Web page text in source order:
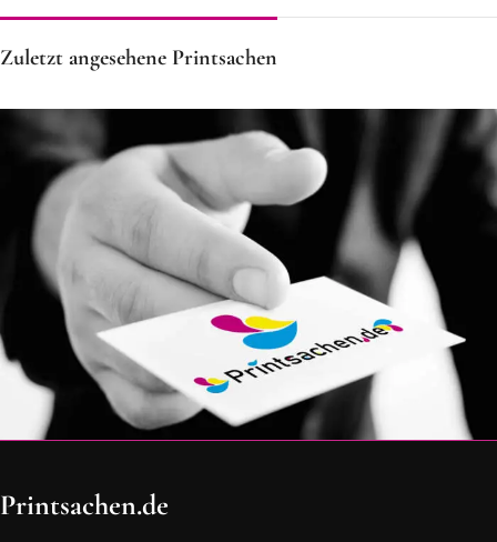
Zuletzt angesehene Printsachen
OH SCHON AM ENDE ANGEKOMMEN
BLEIBE MIT UNS IN VERBINDUNG!
Printsachen.de